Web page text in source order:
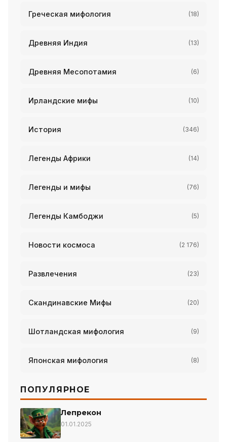
Греческая мифология (18)
Древняя Индия (13)
Древняя Месопотамия (6)
Ирландские мифы (10)
История (346)
Легенды Африки (14)
Легенды и мифы (76)
Легенды Камбоджи (5)
Новости космоса (2 176)
Развлечения (23)
Скандинавские Мифы (20)
Шотландская мифология (9)
Японская мифология (8)
ПОПУЛЯРНОЕ
Лепрекон
01.01.2025